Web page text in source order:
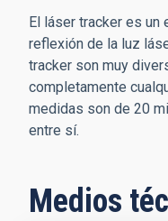
El láser tracker es un
reflexión de la luz
tracker son muy
completamente
medidas son de 20
entre sí.
Medios